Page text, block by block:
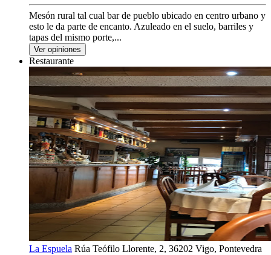
Mesón rural tal cual bar de pueblo ubicado en centro urbano y
esto le da parte de encanto. Azuleado en el suelo, barriles y
tapas del mismo porte,...
Ver opiniones
Restaurante
La Espuela Rúa Teófilo Llorente, 2, 36202 Vigo, Pontevedra